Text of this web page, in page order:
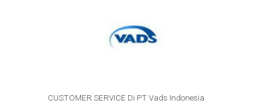
CUSTOMER SERVICE Di PT Vads Indonesia